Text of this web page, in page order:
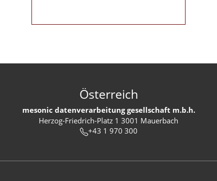
Österreich
mesonic datenverarbeitung gesellschaft m.b.h.
Herzog-Friedrich-Platz 1 3001 Mauerbach
+43 1 970 300